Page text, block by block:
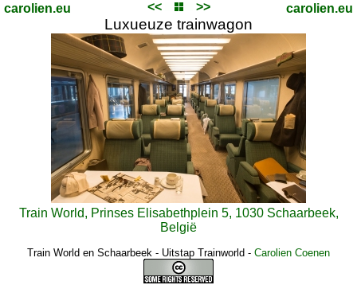
carolien.eu << >> carolien.eu
Luxueuze trainwagon
Train World, Prinses Elisabethplein 5, 1030 Schaarbeek,
België
Train World en Schaarbeek - Uitstap Trainworld - Carolien Coenen